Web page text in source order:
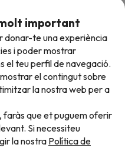
important
donar-te una experiència
i poder mostrar
el teu perfil de navegació.
el contingut sobre
la nostra web per a
faràs que et puguem oferir
Si necessiteu
la nostra Política de